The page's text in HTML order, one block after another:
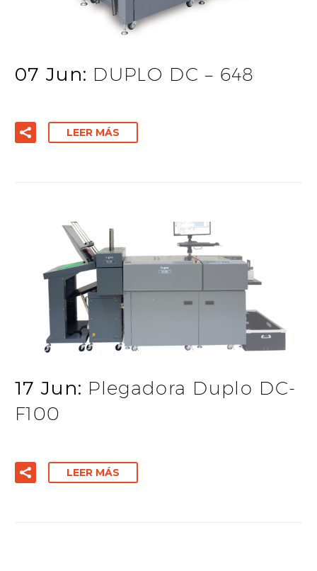
07 Jun: DUPLO DC – 648
LEER MÁS
17 Jun: Plegadora Duplo DC-
F100
LEER MÁS